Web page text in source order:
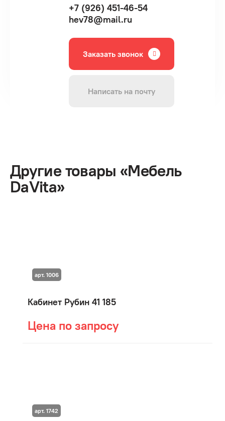
+7 (926) 451-46-54
hev78@mail.ru
Заказать звонок
Написать на почту
Другие товары «Мебель
DaVita»
Кабинет Рубин 41 185
Цена по запросу
арт. 1006
арт. 1742